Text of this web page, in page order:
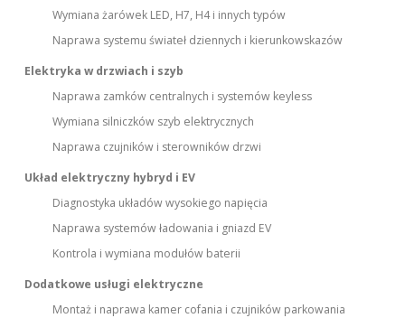
Wymiana żarówek LED, H7, H4 i innych typów
Naprawa systemu świateł dziennych i kierunkowskazów
Elektryka w drzwiach i szyb
Naprawa zamków centralnych i systemów keyless
Wymiana silniczków szyb elektrycznych
Naprawa czujników i sterowników drzwi
Układ elektryczny hybryd i EV
Diagnostyka układów wysokiego napięcia
Naprawa systemów ładowania i gniazd EV
Kontrola i wymiana modułów baterii
Dodatkowe usługi elektryczne
Montaż i naprawa kamer cofania i czujników parkowania